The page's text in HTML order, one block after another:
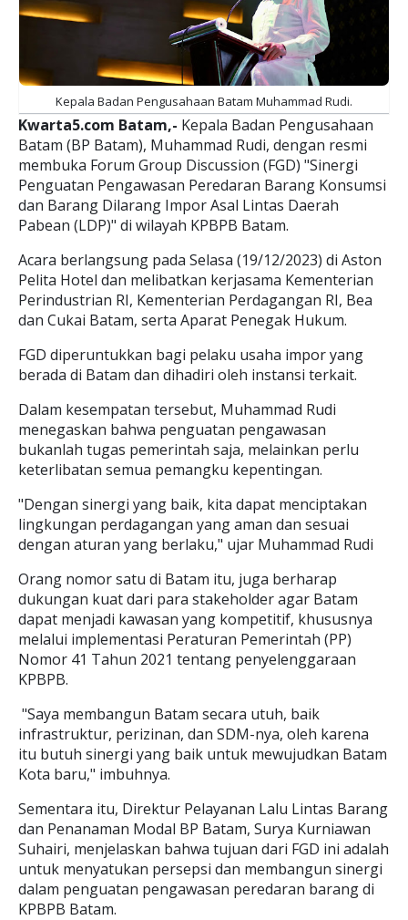
Kepala Badan Pengusahaan Batam Muhammad Rudi.
Kwarta5.com Batam,- Kepala Badan Pengusahaan
Batam (BP Batam), Muhammad Rudi, dengan resmi
membuka Forum Group Discussion (FGD) "Sinergi
Penguatan Pengawasan Peredaran Barang Konsumsi
dan Barang Dilarang Impor Asal Lintas Daerah
Pabean (LDP)" di wilayah KPBPB Batam.
Acara berlangsung pada Selasa (19/12/2023) di Aston
Pelita Hotel dan melibatkan kerjasama Kementerian
Perindustrian RI, Kementerian Perdagangan RI, Bea
dan Cukai Batam, serta Aparat Penegak Hukum.
FGD diperuntukkan bagi pelaku usaha impor yang
berada di Batam dan dihadiri oleh instansi terkait.
Dalam kesempatan tersebut, Muhammad Rudi
menegaskan bahwa penguatan pengawasan
bukanlah tugas pemerintah saja, melainkan perlu
keterlibatan semua pemangku kepentingan.
"Dengan sinergi yang baik, kita dapat menciptakan
lingkungan perdagangan yang aman dan sesuai
dengan aturan yang berlaku," ujar Muhammad Rudi
Orang nomor satu di Batam itu, juga berharap
dukungan kuat dari para stakeholder agar Batam
dapat menjadi kawasan yang kompetitif, khususnya
melalui implementasi Peraturan Pemerintah (PP)
Nomor 41 Tahun 2021 tentang penyelenggaraan
KPBPB.
"Saya membangun Batam secara utuh, baik
infrastruktur, perizinan, dan SDM-nya, oleh karena
itu butuh sinergi yang baik untuk mewujudkan Batam
Kota baru," imbuhnya.
Sementara itu, Direktur Pelayanan Lalu Lintas Barang
dan Penanaman Modal BP Batam, Surya Kurniawan
Suhairi, menjelaskan bahwa tujuan dari FGD ini adalah
untuk menyatukan persepsi dan membangun sinergi
dalam penguatan pengawasan peredaran barang di
KPBPB Batam.